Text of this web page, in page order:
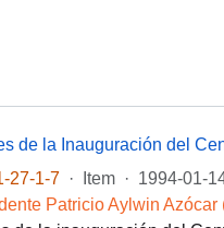
de la Inauguración del
27-1-7
· Item · 1994-01-
Patricio Aylwin Azócar